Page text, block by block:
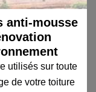
anti-mousse
utilisés sur toute
de votre toiture